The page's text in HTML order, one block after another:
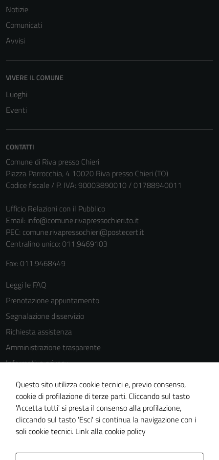
Notizie
Comunicati
Avvisi
VIVERE IL COMUNE
Luoghi
Eventi
CONTATTI
Comune di Riva presso Chieri
Piazza Parrocchia, 4 10020 Riva presso Chieri (TO)
Codice fiscale / P. IVA: 90003890010 / 01788940011
Ufficio Relazioni con il Pubblico
Email: info@comune.rivapressochieri.to.it
PEC: comune.rivapressochieri@postecert.it
Centralino unico: 011.9469103
Fax: 011.9468449
Leggi le FAQ
Prenotazione appuntamento
Segnalazione disservizio
Richiesta assistenza
Amministrazione trasparente
Informativa privacy
Cookie Policy
Note legali
Dichiarazione di accessibilità
Piano di miglioramento del sito
Questo sito utilizza cookie tecnici e, previo consenso,
cookie di profilazione di terze parti. Cliccando sul tasto
'Accetta tutti' si presta il consenso alla profilazione,
cliccando sul tasto 'Esci' si continua la navigazione con i
soli cookie tecnici. Link alla cookie policy
disabilitati.